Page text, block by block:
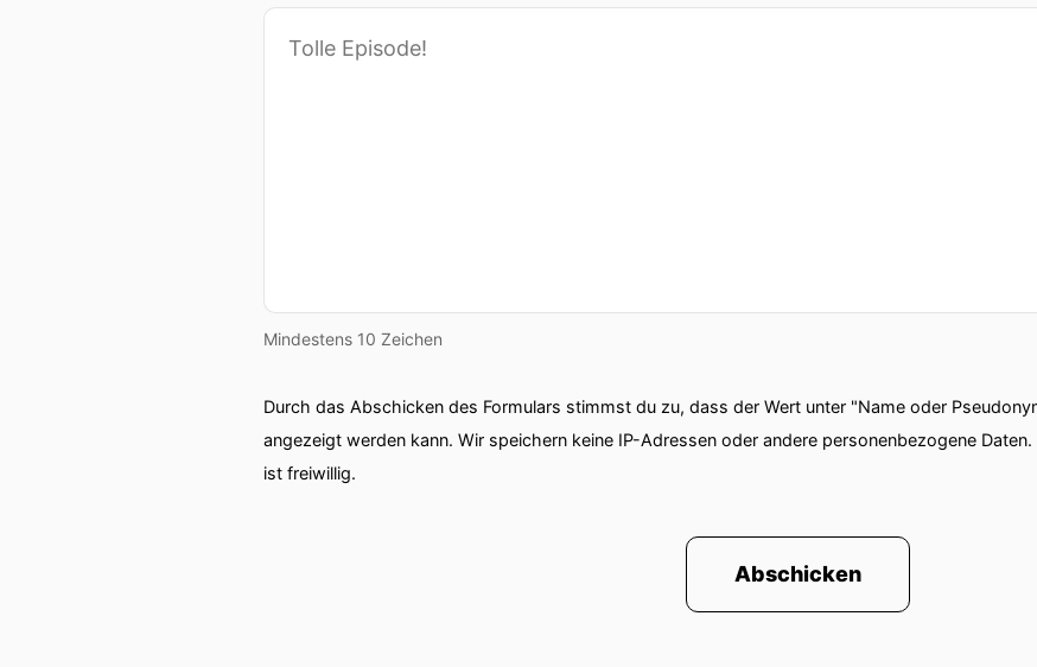
Mindestens 10 Zeichen
Durch das Abschicken des Formulars stimmst du zu, dass der Wert unter "Name oder
angezeigt werden kann. Wir speichern keine IP-Adressen oder andere personenbezogene
ist freiwillig.
Abschicken